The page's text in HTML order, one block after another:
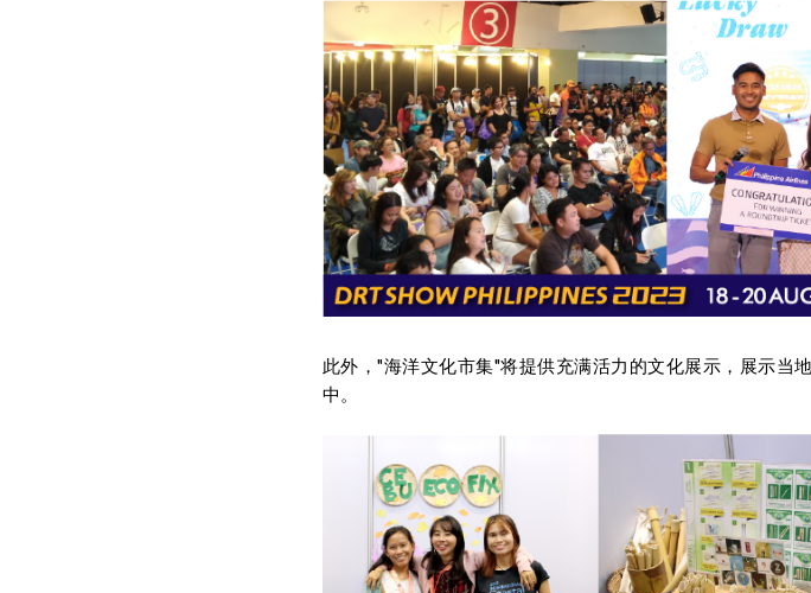
此外，"海洋文化市集"将提供充满活力的文化展示，展示当
中。